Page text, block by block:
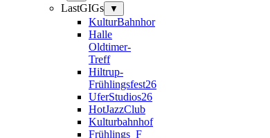
LastGIGs ▼
KulturBahnhor
Halle
Oldtimer-
Treff
Hiltrup-
Frühlingsfest26
UferStudios26
HotJazzClub
Kulturbahnhof
Frühlings_F